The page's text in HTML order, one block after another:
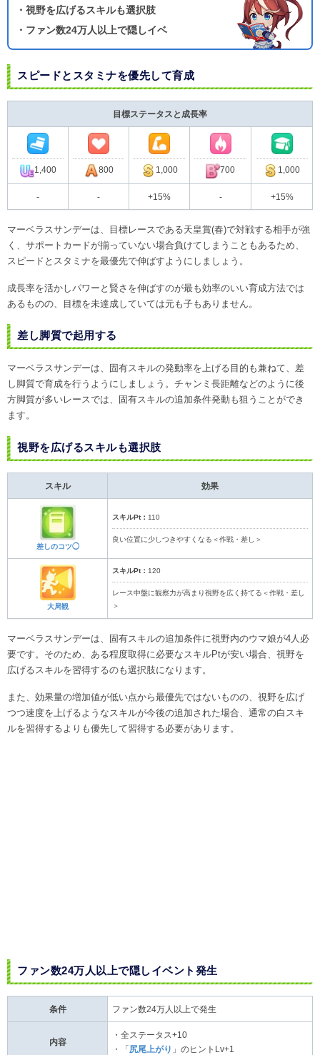
・視野を広げるスキルも選択肢
・ファン数24万人以上で隠しイベ
スピードとスタミナを優先して育成
目標ステータスと成長率
1,400 800 1,000 700 1,000
- - +15% - +15%
マーベラスサンデーは、目標レースである天皇賞(春)で対戦する相手が強
く、サポートカードが揃っていない場合負けてしまうこともあるため、
スピードとスタミナを最優先で伸ばすようにしましょう。
成長率を活かしパワーと賢さを伸ばすのが最も効率のいい育成方法では
あるものの、目標を未達成していては元も子もありません。
差し脚質で起用する
マーベラスサンデーは、固有スキルの発動率を上げる目的も兼ねて、差
し脚質で育成を行うようにしましょう。チャンミ長距離などのように後
方脚質が多いレースでは、固有スキルの追加条件発動も狙うことができ
ます。
視野を広げるスキルも選択肢
スキル 効果
差しのコツ◯
スキルPt： 110
良い位置に少しつきやすくなる＜作戦・差し＞
大局観
スキルPt： 120
レース中盤に観察力が高まり視野を広く持てる＜作戦・差し
＞
マーベラスサンデーは、固有スキルの追加条件に視野内のウマ娘が4人必
要です。そのため、ある程度取得に必要なスキルPtが安い場合、視野を
広げるスキルを習得するのも選択肢になります。
また、効果量の増加値が低い点から最優先ではないものの、視野を広げ
つつ速度を上げるようなスキルが今後の追加された場合、通常の白スキ
ルを習得するよりも優先して習得する必要があります。
ファン数24万人以上で隠しイベント発生
条件 ファン数24万人以上で発生
内容
・全ステータス+10
・「 尻尾上がり 」のヒントLv+1